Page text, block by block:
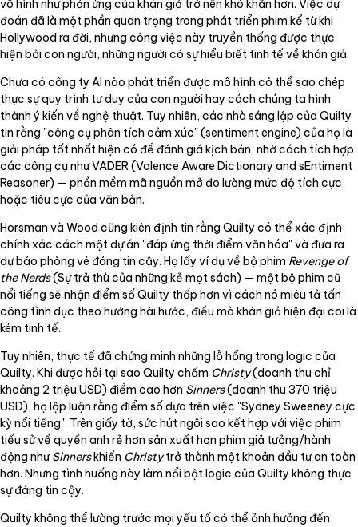
vô hình như phản ứng của khán giả trở nên khó khăn hơn. Việc dự
đoán đã là một phần quan trọng trong phát triển phim kể từ khi
Hollywood ra đời, nhưng công việc này truyền thống được thực
hiện bởi con người, những người có sự hiểu biết tinh tế về khán giả.
Chưa có công ty AI nào phát triển được mô hình có thể sao chép
thực sự quy trình tư duy của con người hay cách chúng ta hình
thành ý kiến về nghệ thuật. Tuy nhiên, các nhà sáng lập của Quilty
tin rằng "công cụ phân tích cảm xúc" (sentiment engine) của họ là
giải pháp tốt nhất hiện có để đánh giá kịch bản, nhờ cách tích hợp
các công cụ như VADER (Valence Aware Dictionary and sEntiment
Reasoner) — phần mềm mã nguồn mở đo lường mức độ tích cực
hoặc tiêu cực của văn bản.
Horsman và Wood cũng kiên định tin rằng Quilty có thể xác định
chính xác cách một dự án "đáp ứng thời điểm văn hóa" và đưa ra
dự báo phòng vé đáng tin cậy. Họ lấy ví dụ về bộ phim Revenge of
the Nerds(Sự trả thù của những kẻ mọt sách) — một bộ phim cũ
nổi tiếng sẽ nhận điểm số Quilty thấp hơn vì cách nó miêu tả tấn
công tình dục theo hướng hài hước, điều mà khán giả hiện đại coi là
kém tinh tế.
Tuy nhiên, thực tế đã chứng minh những lỗ hổng trong logic của
Quilty. Khi được hỏi tại sao Quilty chấm Christy(doanh thu chỉ
khoảng 2 triệu USD) điểm cao hơn Sinners(doanh thu 370 triệu
USD), họ lập luận rằng điểm số dựa trên việc "Sydney Sweeney cực
kỳ nổi tiếng". Trên giấy tờ, sức hút ngôi sao kết hợp với việc phim
tiểu sử về quyền anh rẻ hơn sản xuất hơn phim giả tưởng/hành
động nhưSinnerskhiến Christytrở thành một khoản đầu tư an toàn
hơn. Nhưng tình huống này làm nổi bật logic của Quilty không thực
sự đáng tin cậy.
Quilty không thể lường trước mọi yếu tố có thể ảnh hưởng đến